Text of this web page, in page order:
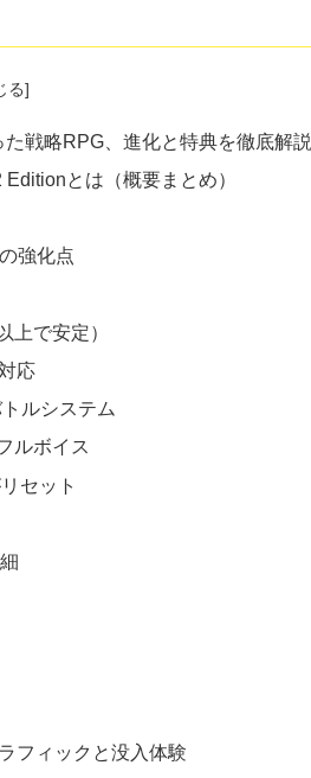
戦略RPG、進化と特典を徹底解説
とは（概要まとめ）
強化点
で安定）
応
ルシステム
ルボイス
セット
フィックと没入体験